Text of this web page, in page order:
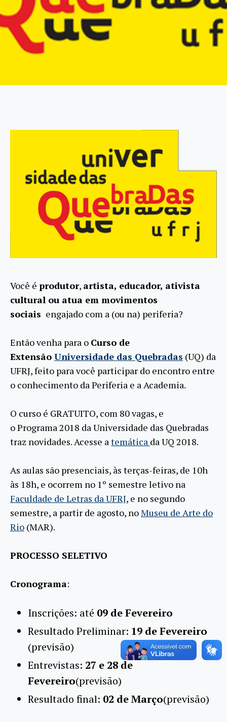
Você é produtor, artista, educador, ativista
cultural ou atua em movimentos
sociais engajado com a (ou na) periferia?
Então venha para o Curso de
Extensão Universidade das Quebradas (UQ) da
UFRJ, feito para você participar do encontro entre
o conhecimento da Periferia e a Academia.
O curso é GRATUITO, com 80 vagas, e
o Programa 2018 da Universidade das Quebradas
traz novidades. Acesse a temática da UQ 2018.
As aulas são presenciais, às terças-feiras, de 10h
às 18h, e ocorrem no 1º semestre letivo na
Faculdade de Letras da UFRJ, e no segundo
semestre, a partir de agosto, noMuseu de Arte do
Rio (MAR).
PROCESSO SELETIVO
Cronograma:
Inscrições: até 09 de Fevereiro
Resultado Preliminar: 19 de Fevereiro
(previsão)
Entrevistas: 27 e 28 de
Fevereiro(previsão)
Resultado final: 02 de Março(previsão)